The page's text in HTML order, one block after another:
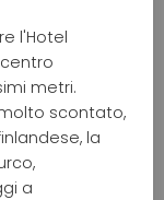
l'Hotel
metri.
scontato,
la
a